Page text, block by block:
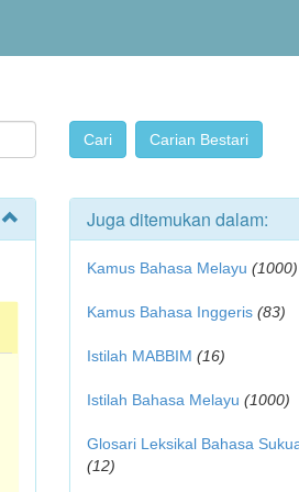
Juga ditemukan dalam:
Kamus Bahasa Melayu (1000)
Kamus Bahasa Inggeris (83)
Istilah MABBIM (16)
Istilah Bahasa Melayu (1000)
Glosari Leksikal Bahasa
(12)